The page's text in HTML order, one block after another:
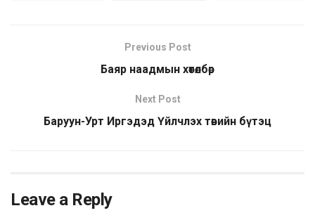
Previous Post
Баяр наадмын хөтөлбөр
Next Post
Баруун-Урт Иргэдэд Үйлчлэх төвийн бүтэц
Leave a Reply